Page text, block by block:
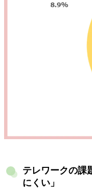
テレワークの課
にくい」